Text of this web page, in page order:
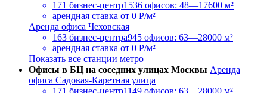
171 бизнес-центр1536 офисов: 48—17600 м²
арендная ставка от 0 Р/м²
Аренда офиса Чеховская
163 бизнес-центра945 офисов: 63—28000 м²
арендная ставка от 0 Р/м²
Показать все станции метро
Офисы в БЦ на соседних улицах Москвы Аренда
офиса Садовая-Каретная улица